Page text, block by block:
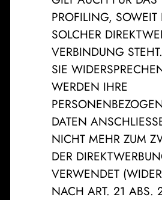
PROFILING, SOWEIT
SOLCHER
VERBINDUNG
SIE
WERDEN IHRE
DATEN
NICHT MEHR ZUM
DER
VERWENDET
NACH ART. 21 ABS.